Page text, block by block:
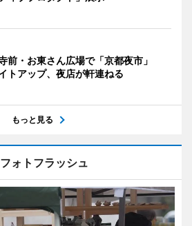
前・お東さん広場で「京都夜市」
トアップ、夜店が軒連ねる
もっと見る
フォトフラッシュ